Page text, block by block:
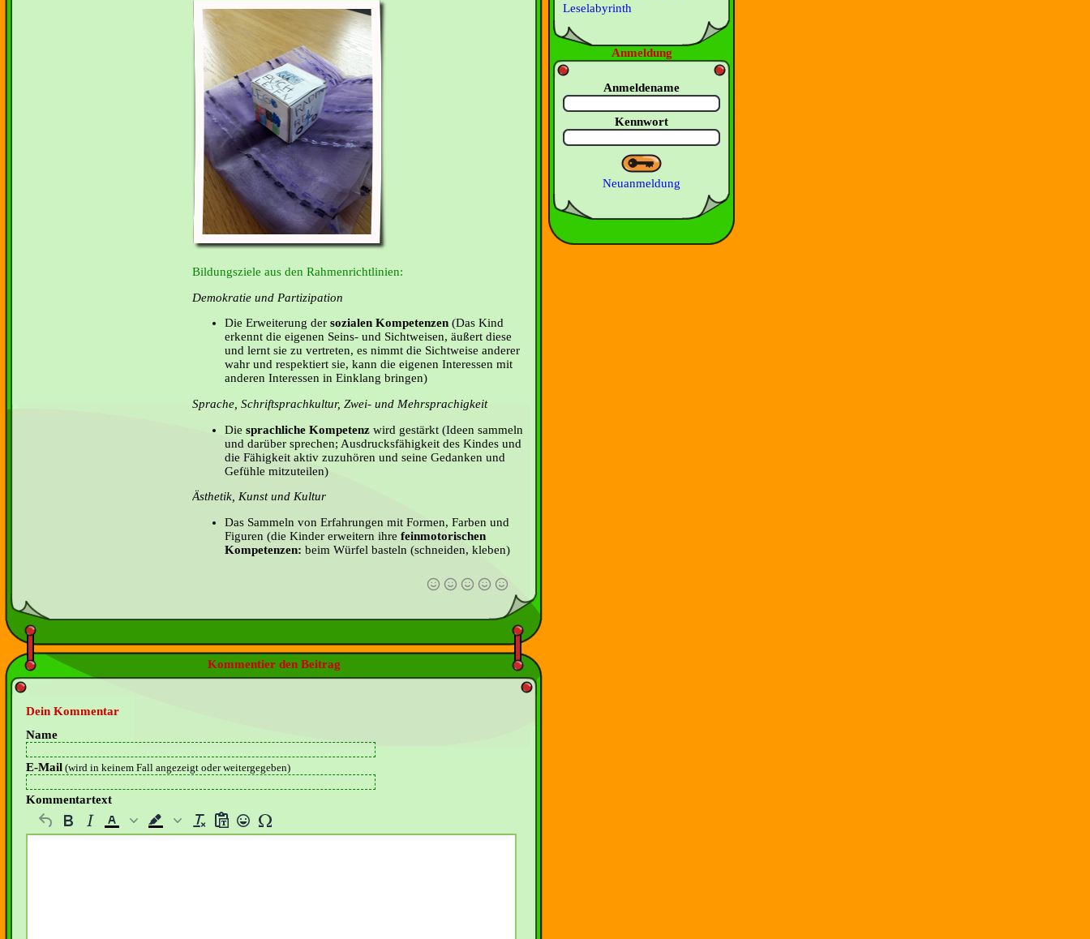
Bildungsziele aus den Rahmenrichtlinien:
Demokratie und Partizipation
Die Erweiterung der sozialen Kompetenzen (Das Kind
erkennt die eigenen Seins- und Sichtweisen, äußert diese
und lernt sie zu vertreten, es nimmt die Sichtweise anderer
wahr und respektiert sie, kann die eigenen Interessen mit
anderen Interessen in Einklang bringen)
Sprache, Schriftsprachkultur, Zwei- und Mehrsprachigkeit
Die sprachliche Kompetenz wird gestärkt (Ideen sammeln
und darüber sprechen; Ausdrucksfähigkeit des Kindes und
die Fähigkeit aktiv zuzuhören und seine Gedanken und
Gefühle mitzuteilen)
Ästhetik, Kunst und Kultur
Das Sammeln von Erfahrungen mit Formen, Farben und
Figuren (die Kinder erweitern ihre feinmotorischen
Kompetenzen: beim Würfel basteln (schneiden, kleben)
Kommentier den Beitrag
Dein Kommentar
Name
E-Mail (wird in keinem Fall angezeigt oder weitergegeben)
Kommentartext
Leselabyrinth
Anmeldung
Anmeldename
Kennwort
Neuanmeldung